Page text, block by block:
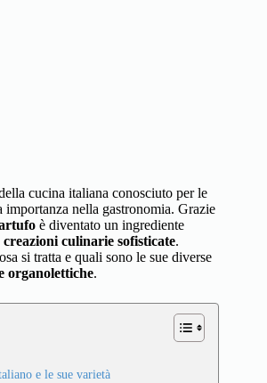
cucina italiana conosciuto per le
importanza nella gastronomia. Grazie
è diventato un ingrediente
creazioni culinarie sofisticate.
si tratta e quali sono le sue diverse
organolettiche.
e le sue varietà